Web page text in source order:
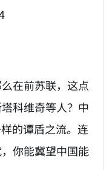
在前苏联，这点
科维奇等人？中
的谭盾之流。连
你能冀望中国能